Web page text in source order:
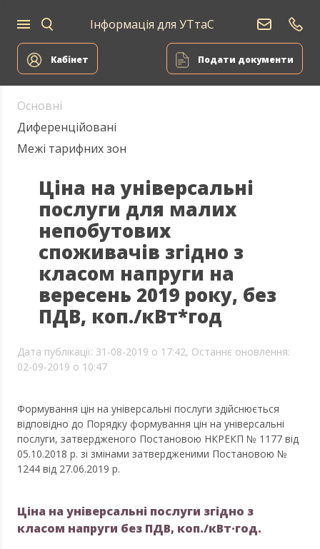
Кабінет Подати документи
Інформація для УТтаС
Електропостачання
Основні
Диференційовані
Межі тарифних зон
Ціна на універсальні
послуги для малих
непобутових
споживачів згідно з
класом напруги на
вересень 2019 року, без
ПДВ, коп./кВт*год
Дата публікації: 31-08-2019 о 17:42, Останнє оновлення:
02-09-2019 о 10:47
Формування цін на універсальні послуги здійснюється
відповідно до Порядку формування цін на універсальні
послуги, затвердженого Постановою НКРЕКП № 1177 від
05.10.2018 р. зі змінами затвердженими Постановою №
1244 від 27.06.2019 р.
Ціна на універсальні послуги згідно з
класом напруги без ПДВ, коп./кВт·год.